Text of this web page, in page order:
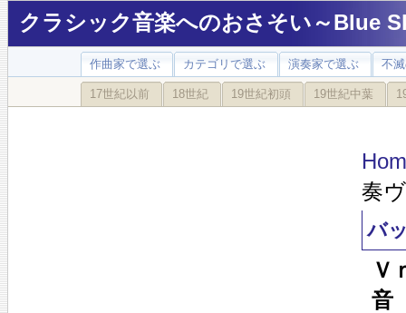
クラシック音楽へのおさそい～Blue
作曲家で選ぶ カテゴリで選ぶ 演奏家で選ぶ 不
17世紀以前 18世紀 19世紀初頭 19世紀中葉
奏
バ
Ｖ
音